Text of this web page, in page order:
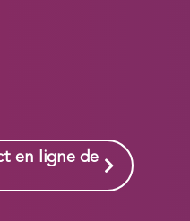
en ligne de